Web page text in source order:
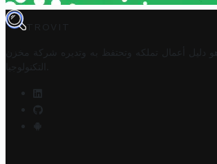
TROVIT
دليل أعمال تملكه وتحتفظ به وتديره
شركة مخزن
التكنولوجيا